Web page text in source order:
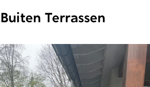
Buiten Terrassen